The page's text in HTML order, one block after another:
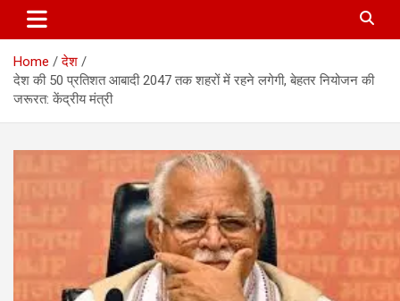
Home
देश
देश की 50 प्रतिशत आबादी 2047 तक शहरों में रहने लगेगी, बेहतर नियोजन की
जरूरत: केंद्रीय मंत्री